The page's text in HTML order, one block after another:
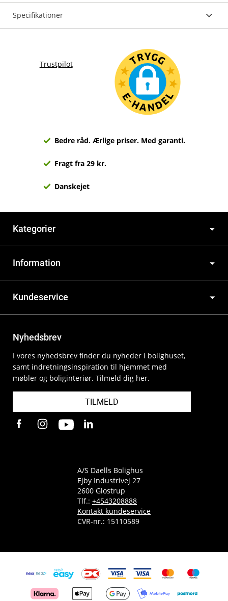
Specifikationer
Trustpilot
Bedre råd. Ærlige priser. Med garanti.
Fragt fra 29 kr.
Danskejet
Kategorier
Information
Kundeservice
Nyhedsbrev
I vores nyhedsbrev finder du nyheder i bolighuset,
samt indretningsinspiration til hjemmet med
møbler og boliginteriør. Tilmeld dig her.
TILMELD
A/S Daells Bolighus
Ejby Industrivej 27
2600 Glostrup
Tlf.: +4543208888
Kontakt kundeservice
CVR-nr.: 15110589